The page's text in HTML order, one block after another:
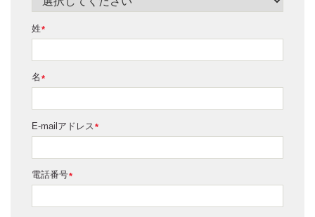
*
姓
*
名
*
E-mailアドレス
*
電話番号